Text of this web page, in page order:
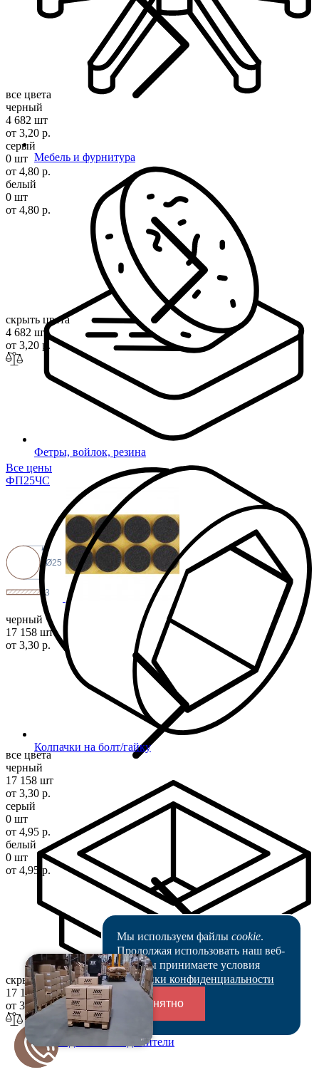
Мебель и фурнитура
Фетры, войлок, резина
Колпачки на болт/гайку
Переходники и соединители
все цвета
черный
4 682 шт
от 3,20 р.
серый
0 шт
от 4,80 р.
белый
0 шт
от 4,80 р.
скрыть цвета
4 682 шт
от 3,20 р.
Все цены
ФП25ЧС
3
Ø25
черный
17 158 шт
от 3,30 р.
все цвета
черный
17 158 шт
от 3,30 р.
серый
0 шт
от 4,95 р.
белый
0 шт
от 4,95 р.
скрыть цвета
17 158 шт
от 3,30 р.
Мы используем файлы cookie.
Продолжая использовать наш веб-
сайт, вы принимаете условия
Политики конфиденциальности
Понятно